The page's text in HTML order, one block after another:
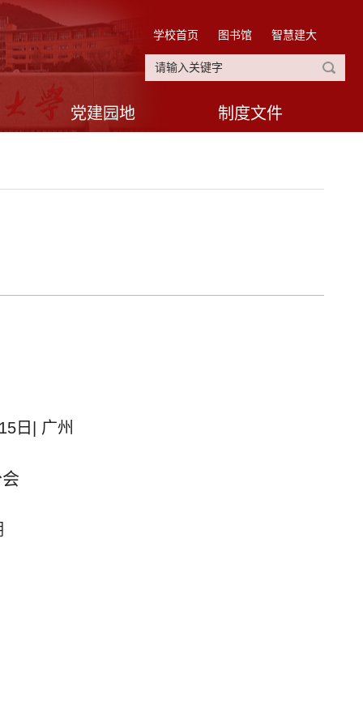
学校首页 图书馆 智慧建大
党建园地 制度文件
日 广州